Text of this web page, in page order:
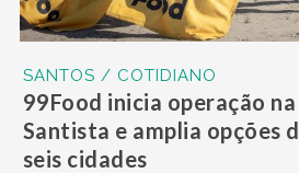
SANTOS / COTIDIANO
99Food inicia operação
Santista e amplia opções
seis cidades